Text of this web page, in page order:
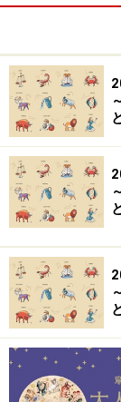
【編集部おすす
楽天